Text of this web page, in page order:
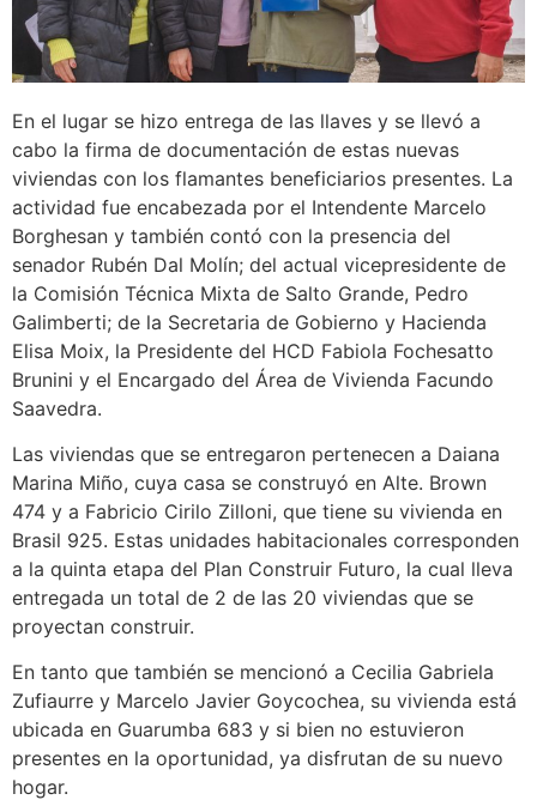
En el lugar se hizo entrega de las llaves y se llevó a
cabo la firma de documentación de estas nuevas
viviendas con los flamantes beneficiarios presentes. La
actividad fue encabezada por el Intendente Marcelo
Borghesan y también contó con la presencia del
senador Rubén Dal Molín; del actual vicepresidente de
la Comisión Técnica Mixta de Salto Grande, Pedro
Galimberti; de la Secretaria de Gobierno y Hacienda
Elisa Moix, la Presidente del HCD Fabiola Fochesatto
Brunini y el Encargado del Área de Vivienda Facundo
Saavedra.
Las viviendas que se entregaron pertenecen a Daiana
Marina Miño, cuya casa se construyó en Alte. Brown
474 y a Fabricio Cirilo Zilloni, que tiene su vivienda en
Brasil 925. Estas unidades habitacionales corresponden
a la quinta etapa del Plan Construir Futuro, la cual lleva
entregada un total de 2 de las 20 viviendas que se
proyectan construir.
En tanto que también se mencionó a Cecilia Gabriela
Zufiaurre y Marcelo Javier Goycochea, su vivienda está
ubicada en Guarumba 683 y si bien no estuvieron
presentes en la oportunidad, ya disfrutan de su nuevo
hogar.